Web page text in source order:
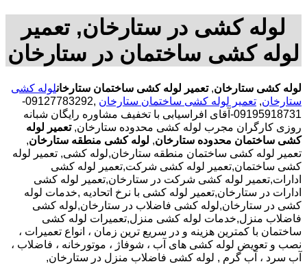
لوله کشی در ستارخان, تعمیر
لوله کشی ساختمان در ستارخان
لوله کشی ستارخان,تعمیر لوله کشی ساختمان ستارخانلوله کشی
ستارخان, تعمیر لوله کشی ساختمان ستارخان
,09127783292-
09195918731-آقای افراسیابی با تخفیف مشاوره رایگان شبانه
روزی کارگران مجرب لوله کشی محدوده ستارخان,تعمیر لوله
کشی ساختمان محدوده ستارخان, لوله کشی منطقه ستارخان,
تعمیر لوله کشی ساختمان منطقه ستارخان,لوله کشی, تعمیر لوله
کشی ساختمان,تعمیر لوله کشی شرکت,تعمیر لوله کشی
ادارات,تعمیر لوله کشی شرکت در ستارخان,تعمیر لوله کشی
ادارات در ستارخان,تعمیر لوله کشی با نرخ اتحادیه ,خدمات لوله
کشی در ستارخان,لوله کشی فاضلاب در ستارخان,لوله کشی
فاضلاب منزل,خدمات لوله کشی منزل,تعمیرات لوله کشی
ساختمان با کمترین هزینه و در سریع ترین زمان ، انواع تعمیرات ،
نصب و تعویض لوله کشی های آب ، شوفاژ ، موتورخانه ، فاضلاب ،
آب سرد ، آب گرم , لوله کشی فاضلاب منزل در ستارخان,